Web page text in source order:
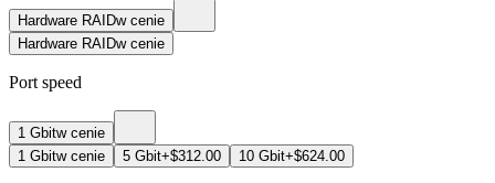
Hardware RAIDw cenie
Hardware RAIDw cenie
Port speed
1 Gbitw cenie
1 Gbitw cenie 5 Gbit+$312.00 10 Gbit+$624.00